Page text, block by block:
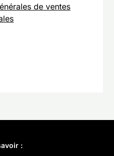
de ventes
: